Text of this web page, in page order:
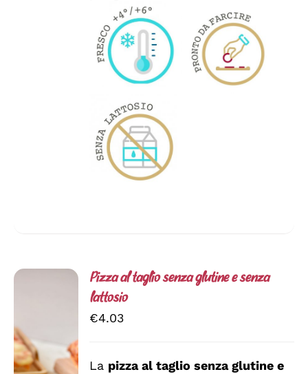
AGGIUNGI
AL
Pizza al taglio senza glutine e senza
lattosio
€4.03
La pizza al taglio senza glutine e